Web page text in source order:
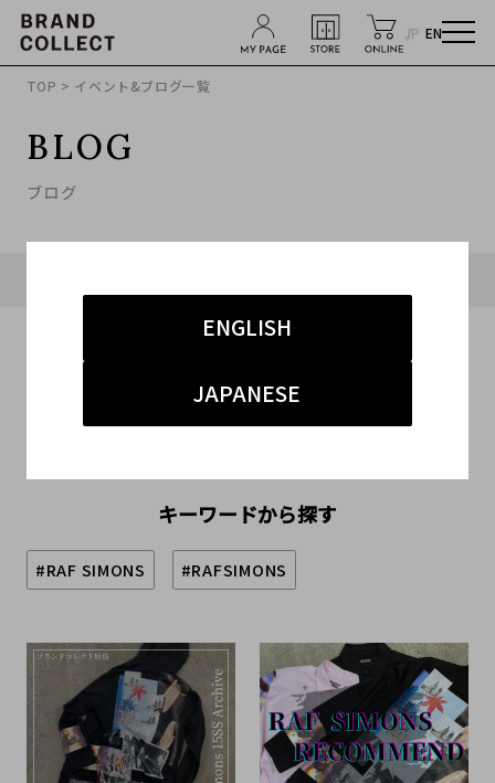
JP EN
ENGLISH
JAPANESE
TOP > イベント&ブログ一覧
BLOG
ブログ
キーワードから探す
#RAF SIMONS #RAFSIMONS